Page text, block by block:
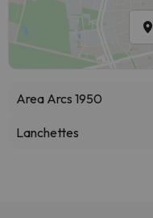
Area Arcs 1950
Lanchettes